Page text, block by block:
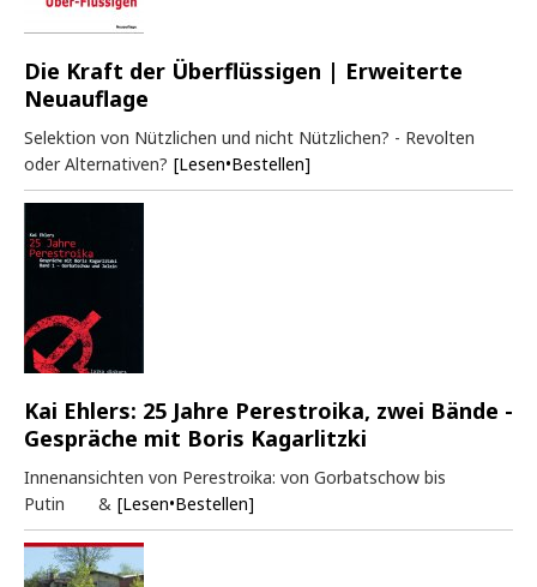
Die Kraft der Überflüssigen | Erweiterte
Neuauflage
Selektion von Nützlichen und nicht Nützlichen? - Revolten
oder Alternativen? [Lesen•Bestellen]
Kai Ehlers: 25 Jahre Perestroika, zwei Bände -
Gespräche mit Boris Kagarlitzki
Innenansichten von Perestroika: von Gorbatschow bis
Putin & [Lesen•Bestellen]